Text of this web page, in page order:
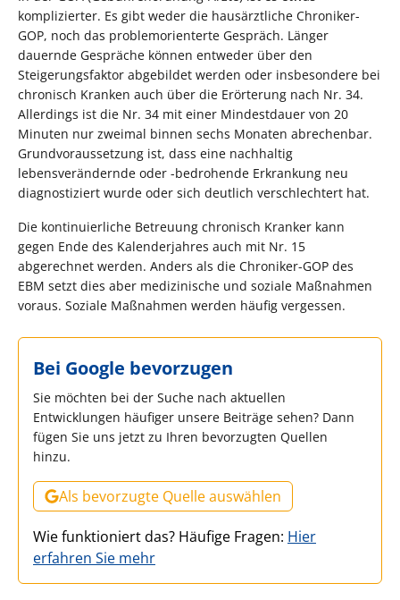
komplizierter. Es gibt weder die hausärztliche Chroniker-
GOP, noch das problemorienterte Gespräch. Länger
dauernde Gespräche können entweder über den
Steigerungsfaktor abgebildet werden oder insbesondere bei
chronisch Kranken auch über die Erörterung nach Nr. 34.
Allerdings ist die Nr. 34 mit einer Mindestdauer von 20
Minuten nur zweimal binnen sechs Monaten abrechenbar.
Grundvoraussetzung ist, dass eine nachhaltig
lebensverändernde oder -bedrohende Erkrankung neu
diagnostiziert wurde oder sich deutlich verschlechtert hat.
Die kontinuierliche Betreuung chronisch Kranker kann
gegen Ende des Kalenderjahres auch mit Nr. 15
abgerechnet werden. Anders als die Chroniker-GOP des
EBM setzt dies aber medizinische und soziale Maßnahmen
voraus. Soziale Maßnahmen werden häufig vergessen.
Bei Google bevorzugen
Sie möchten bei der Suche nach aktuellen
Entwicklungen häufiger unsere Beiträge sehen? Dann
fügen Sie uns jetzt zu Ihren bevorzugten Quellen
hinzu.
Als bevorzugte Quelle auswählen
Wie funktioniert das? Häufige Fragen: Hier
erfahren Sie mehr